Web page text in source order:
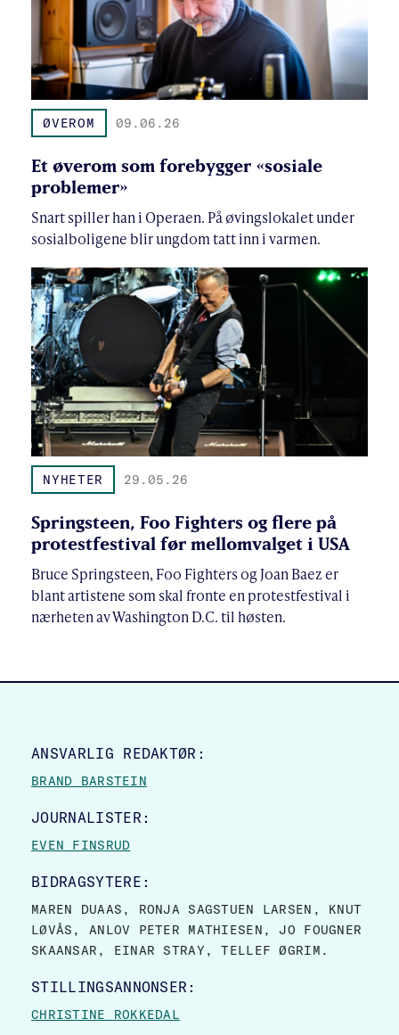
ØVEROM 09.06.26
Et øverom som forebygger «sosiale
problemer»
Snart spiller han i Operaen. På øvingslokalet under
sosialboligene blir ungdom tatt inn i varmen.
NYHETER 29.05.26
Springsteen, Foo Fighters og flere på
protestfestival før mellomvalget i USA
Bruce Springsteen, Foo Fighters og Joan Baez er
blant artistene som skal fronte en protestfestival i
nærheten av Washington D.C. til høsten.
SITE FOOTER
ANSVARLIG REDAKTØR:
BRAND BARSTEIN
JOURNALISTER:
EVEN FINSRUD
BIDRAGSYTERE:
MAREN DUAAS, RONJA SAGSTUEN LARSEN, KNUT
LØVÅS, ANLOV PETER MATHIESEN, JO FOUGNER
SKAANSAR, EINAR STRAY, TELLEF ØGRIM.
STILLINGSANNONSER:
CHRISTINE ROKKEDAL